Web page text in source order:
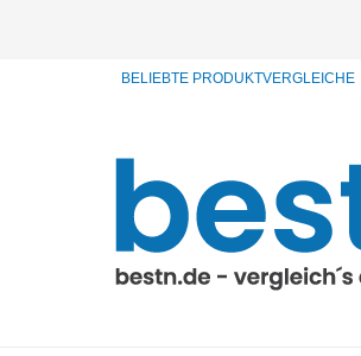
BELIEBTE PRODUKTVERGLEICHE